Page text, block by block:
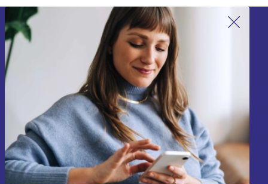
Piesakieties mūsu jaunumu
saņemšanai!
Nekad vairs nepalaidiet garām nevienu
piedāvājumu.
Reģistrēties
Informāciju par personas datu izmantošanu varat atrast mūsu
Privātuma politikā.